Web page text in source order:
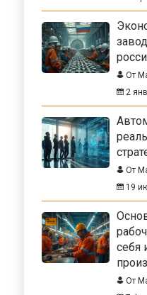
От
2
От
19
себя
От